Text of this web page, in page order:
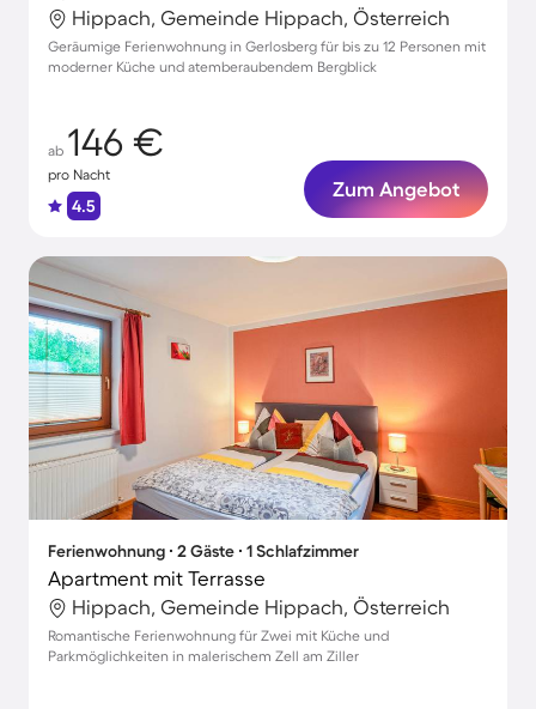
Hippach, Gemeinde Hippach, Österreich
Geräumige Ferienwohnung in Gerlosberg für bis zu 12 Personen mit
moderner Küche und atemberaubendem Bergblick
ab 146 €
pro Nacht
4.5
Zum Angebot
Ferienwohnung ∙ 2 Gäste ∙ 1 Schlafzimmer
Apartment mit Terrasse
Hippach, Gemeinde Hippach, Österreich
Romantische Ferienwohnung für Zwei mit Küche und
Parkmöglichkeiten in malerischem Zell am Ziller